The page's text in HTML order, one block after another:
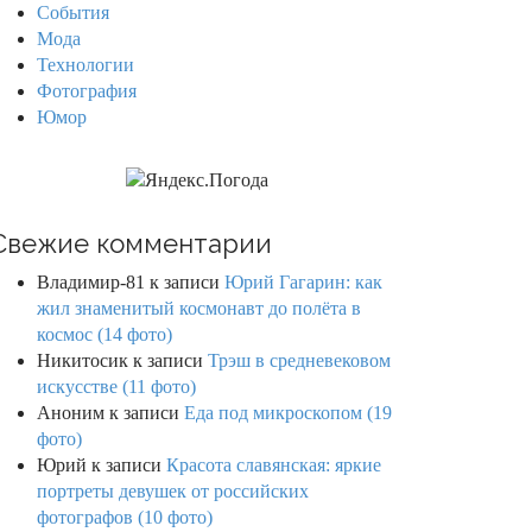
События
Мода
Технологии
Фотография
Юмор
комментарии
Владимир-81 к записи Юрий Гагарин: как
жил знаменитый космонавт до полёта в
космос (14 фото)
Никитосик к записи Трэш в средневековом
искусстве (11 фото)
Аноним к записи Еда под микроскопом (19
фото)
Юрий к записи Красота славянская: яркие
портреты девушек от российских
фотографов (10 фото)